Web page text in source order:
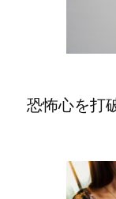
恐怖心を打